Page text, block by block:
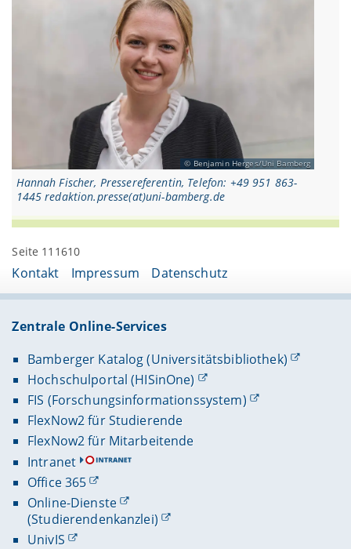
Benjamin Herges/Uni Bamberg
Hannah Fischer, Pressereferentin, Telefon: +49 951 863-
1445 redaktion.presse(at)uni-bamberg.de
Seite 111610
Kontakt Impressum Datenschutz
Zentrale Online-Services
Bamberger Katalog (Universitätsbibliothek)
Hochschulportal (HISinOne)
FIS (Forschungsinformationssystem)
FlexNow2 für Studierende
FlexNow2 für Mitarbeitende
Intranet
Office 365
Online-Dienste
(Studierendenkanzlei)
UnivIS